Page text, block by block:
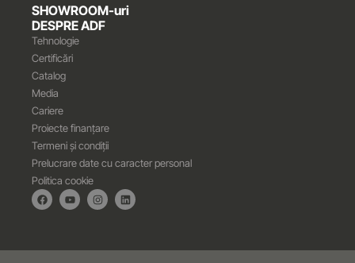
SHOWROOM-uri
DESPRE ADF
Tehnologie
Certificări
Catalog
Media
Cariere
Proiecte finanțare
Termeni și condiții
Prelucrare date cu caracter personal
Politica cookie